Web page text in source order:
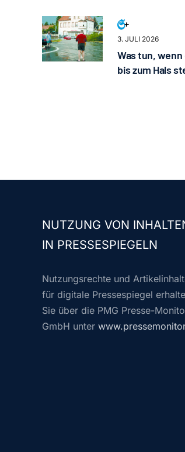
3. JULI 2026
Was tun, wenn
bis zum Hals
NUTZUNG VON
IN PRESSESPIEGELN
Nutzungsrechte und
für digitale Pressespiegel
Sie über die PMG Presse-
GmbH unter